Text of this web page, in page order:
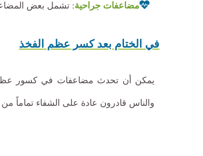
مضاعفات جراحية: تشمل بعض
في الختام بعد كسر عظم الفخذ
يمكن أن تحدث مضاعفات في كسور عظم
والناس قادرون عادة على الشفاء تماماً